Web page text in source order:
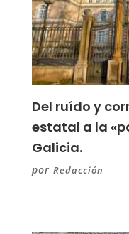
Del ruído y
estatal a la
Galicia.
por Redacción